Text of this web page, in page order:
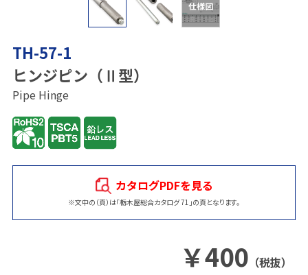
仕様図
TH-57-1
ヒンジピン（Ⅱ型）
Pipe Hinge
カタログPDFを見る
※文中の（頁）は「栃木屋総合カタログ 71」の頁となります。
￥400 （税抜）